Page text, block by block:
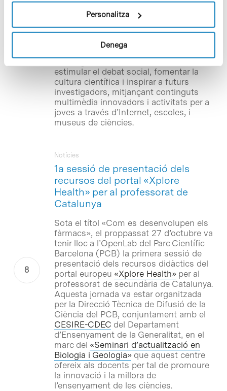
Personalitza
Denega
Caixa». L’objectiu del projecte Xplore
Health –finançat per la Comissió
Europea, través del 7è Programa Marc, i
que compta també amb el suport de la
Fundació Amgen– és apropar la
investigació biomèdica a l’educació,
estimular el debat social, fomentar la
cultura científica i inspirar a futurs
investigadors, mitjançant continguts
multimèdia innovadors i activitats per a
joves a través d’Internet, escoles, i
museus de ciències.
1a sessió de presentació dels
recursos del portal «Xplore
Health» per al professorat de
Catalunya
Notícies
Sota el títol «Com es desenvolupen els
fàrmacs», el proppassat 27 d’octubre va
tenir lloc a l’OpenLab del Parc Científic
Barcelona (PCB) la primera sessió de
presentació dels recursos didàctics del
portal europeu «Xplore Health»per al
professorat de secundària de Catalunya.
Aquesta jornada va estar organitzada
per la Direcció Tècnica de Difusió de la
Ciència del PCB, conjuntament amb el
CESIRE-CDECdel Departament
d’Ensenyament de la Generalitat, en el
marc del «Seminari d’actualització en
Biologia i Geologia»que aquest centre
ofereix als docents per tal de promoure
la innovació i la millora de
l’ensenyament de les ciències.